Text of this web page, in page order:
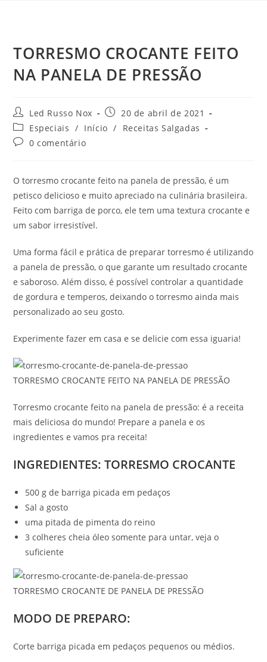
TORRESMO CROCANTE FEITO
NA PANELA DE PRESSÃO
Led Russo Nox
20 de abril de 2021
Especiais / Início /
Receitas Salgadas
0 comentário
O torresmo crocante feito na panela de pressão, é um
petisco delicioso e muito apreciado na culinária brasileira.
Feito com barriga de porco, ele tem uma textura crocante e
um sabor irresistível.
Uma forma fácil e prática de preparar torresmo é utilizando
a panela de pressão, o que garante um resultado crocante
e saboroso. Além disso, é possível controlar a quantidade
de gordura e temperos, deixando o torresmo ainda mais
personalizado ao seu gosto.
Experimente fazer em casa e se delicie com essa iguaria!
TORRESMO CROCANTE FEITO NA PANELA DE PRESSÃO
Torresmo crocante feito na panela de pressão: é a receita
mais deliciosa do mundo! Prepare a panela e os
ingredientes e vamos pra receita!
INGREDIENTES: TORRESMO CROCANTE
500 g de barriga picada em pedaços
Sal a gosto
uma pitada de pimenta do reino
3 colheres cheia óleo somente para untar, veja o
suficiente
TORRESMO CROCANTE DE PANELA DE PRESSÃO
MODO DE PREPARO:
Corte barriga picada em pedaços pequenos ou médios.